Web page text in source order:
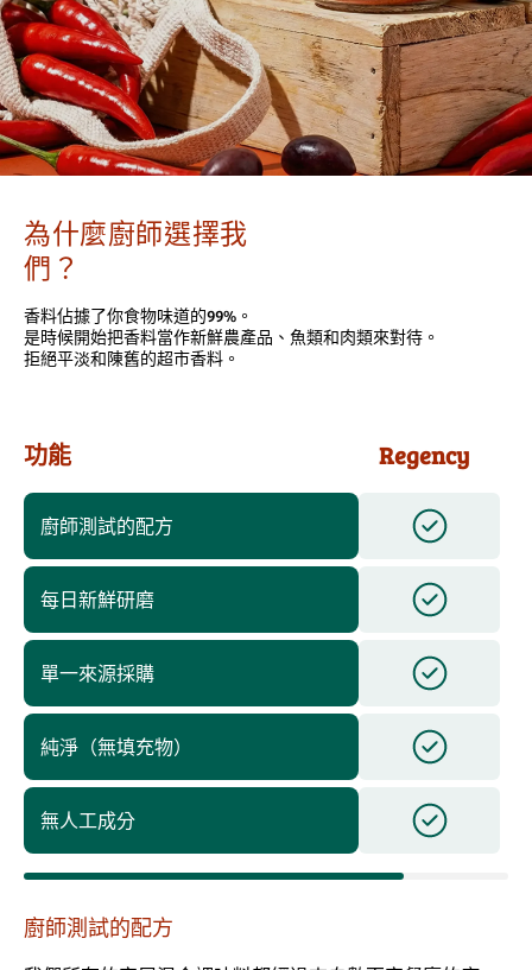
為什麼廚師選擇我
們？
香料佔據了你食物味道的99%。
是時候開始把香料當作新鮮農產品、魚類和肉類來對待。
拒絕平淡和陳舊的超市香料。
功能 Regency
廚師測試的配方
每日新鮮研磨
單一來源採購
純淨（無填充物）
無人工成分
廚師測試的配方